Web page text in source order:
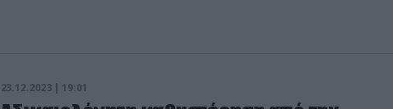
23.12.2023 | 19:01